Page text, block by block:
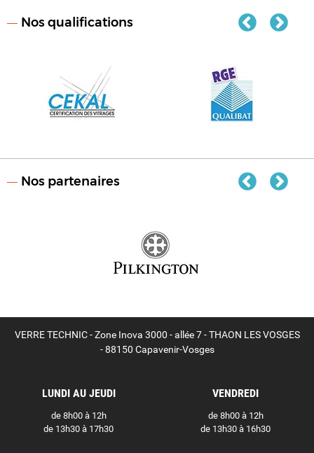
Nos qualifications
Nos partenaires
VERRE TECHNIC - Zone Inova 3000 - allée 7 - THAON LES VOSGES
- 88150 Capavenir-Vosges
LUNDI AU JEUDI
de 8h00 à 12h
de 13h30 à 17h30
VENDREDI
de 8h00 à 12h
de 13h30 à 16h30